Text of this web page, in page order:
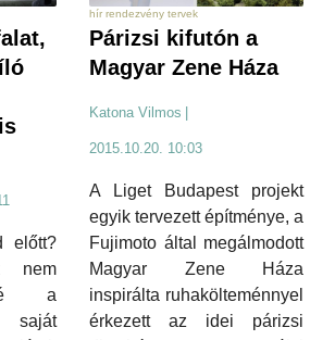
előtt?
nem
a
saját
hír rendezvény tervek
Párizsi kifutón a
Magyar Zene Háza
Katona Vilmos
2015.10.20. 10:03
A Liget Budapest projekt
egyik tervezett építménye, a
Fujimoto által megálmodott
Magyar Zene Háza
inspirálta ruhakölteménnyel
érkezett az idei párizsi